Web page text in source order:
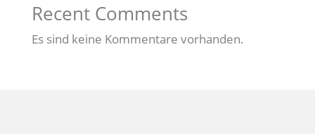
Recent Comments
Es sind keine Kommentare vorhanden.